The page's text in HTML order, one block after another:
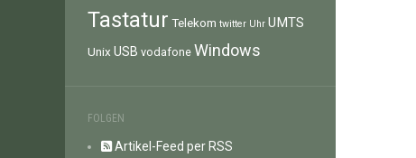
Tastatur Telekom twitter Uhr UMTS
Unix USB vodafone Windows
FOLGEN
Artikel-Feed per RSS